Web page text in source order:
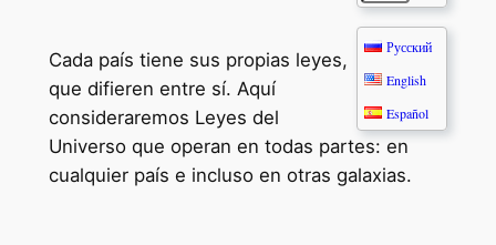
Русский
English
Español
Cada país tiene sus propias leyes,
que difieren entre sí. Aquí
consideraremos Leyes del
Universo que operan en todas partes: en
cualquier país e incluso en otras galaxias.